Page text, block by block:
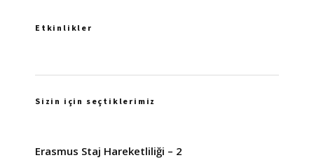
Etkinlikler
Sizin için seçtiklerimiz
Erasmus Staj Hareketliliği – 2